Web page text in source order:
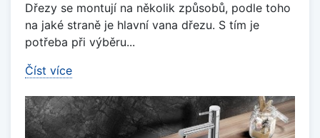
Dřezy se montují na několik způsobů, podle toho
na jaké straně je hlavní vana dřezu. S tím je
potřeba při výběru...
Číst více